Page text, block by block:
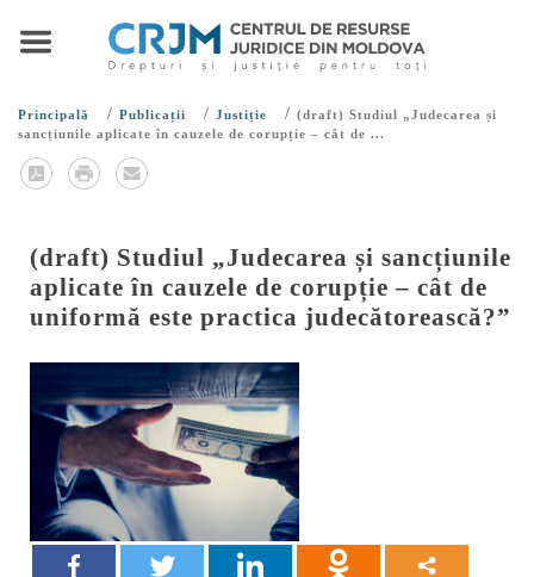
Principală / Publicații / Justiție / (draft) Studiul „Judecarea și
sancțiunile aplicate în cauzele de corupție – cât de ...
(draft) Studiul „Judecarea și sancțiunile
aplicate în cauzele de corupție – cât de
uniformă este practica judecătorească?”